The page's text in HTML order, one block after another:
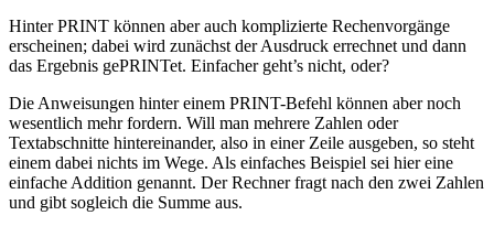
Hinter PRINT können aber auch komplizierte Rechenvorgänge
erscheinen; dabei wird zunächst der Ausdruck errechnet und dann
das Ergebnis gePRINTet. Einfacher geht’s nicht, oder?
Die Anweisungen hinter einem PRINT-Befehl können aber noch
wesentlich mehr fordern. Will man mehrere Zahlen oder
Textabschnitte hintereinander, also in einer Zeile ausgeben, so steht
einem dabei nichts im Wege. Als einfaches Beispiel sei hier eine
einfache Addition genannt. Der Rechner fragt nach den zwei Zahlen
und gibt sogleich die Summe aus.